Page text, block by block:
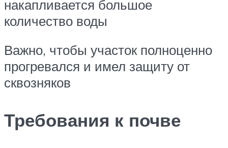
накапливается большое
количество воды
Важно, чтобы участок полноценно
прогревался и имел защиту от
сквозняков
Требования к почве